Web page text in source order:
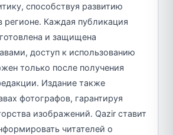
способствуя развитию
регионе. Каждая публикация
и защищена
доступ к использованию
только после получения
Издание также
фотографов, гарантируя
изображений. Qazir ставит
читателей о